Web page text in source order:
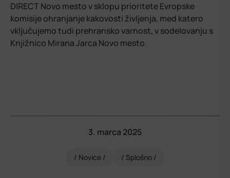
DIRECT Novo mesto v sklopu prioritete Evropske
komisije ohranjanje kakovosti življenja, med katero
vključujemo tudi prehransko varnost, v sodelovanju s
Knjižnico Mirana Jarca Novo mesto.
3. marca 2025
Novice Splošno